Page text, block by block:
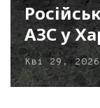
АЗС у
Кві 29, 2026